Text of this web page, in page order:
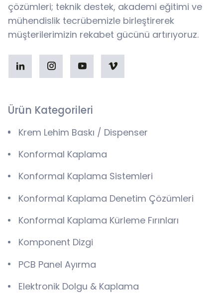
çözümleri; teknik destek, akademi eğitimi ve
mühendislik tecrübemizle birleştirerek
müşterilerimizin rekabet gücünü artırıyoruz.
Ürün Kategorileri
Krem Lehim Baskı / Dispenser
Konformal Kaplama
Konformal Kaplama Sistemleri
Konformal Kaplama Denetim Çözümleri
Konformal Kaplama Kürleme Fırınları
Komponent Dizgi
PCB Panel Ayırma
Elektronik Dolgu & Kaplama